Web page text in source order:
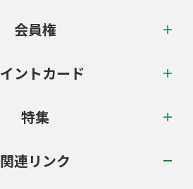
会員権
ントカード
特集
関連リンク